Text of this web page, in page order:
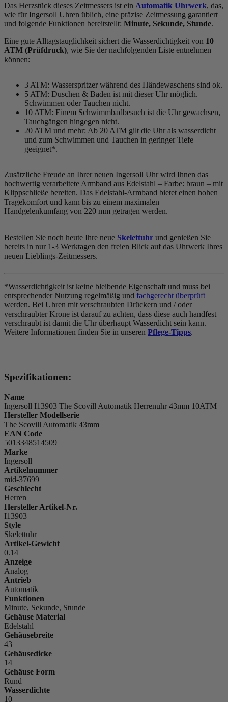
Das Herzstück dieses Zeitmessers ist ein Automatik Uhrwerk, das,
wie für Ingersoll Uhren üblich, eine präzise Zeitmessung garantiert
und folgende Funktionen bereitstellt: Minute, Sekunde, Stunde.
Eine gute Alltagstauglichkeit sichert die Wasserdichtigkeit von 10
ATM (Prüfdruck), wie Sie der nachfolgenden Liste entnehmen
können:
3 ATM: Wasserspritzer während des Händewaschens sind ok.
5 ATM: Duschen & Baden ist mit dieser Uhr möglich.
Schwimmen oder Tauchen nicht.
10 ATM: Einem Schwimmbadbesuch ist die Uhr gewachsen,
Tauchgängen hingegen nicht.
20 ATM und mehr: Ab 20 ATM gilt die Uhr als wasserdicht
und zum Schwimmen und Tauchen in geringer Tiefe
geeignet*.
Zusätzliche Freude an Ihrer neuen Ingersoll Uhr wird Ihnen das
hochwertig verarbeitete Armband aus Edelstahl – Farbe: braun – mit
Klippschließe bereiten. Das Edelstahl-Armband bietet einen hohen
Tragekomfort und kann bis zu einem maximalen
Handgelenkumfang von 220 mm getragen werden.
Bestellen Sie noch heute Ihre neue Skelettuhr und genießen Sie
bereits in nur 1-3 Werktagen den freien Blick auf das Uhrwerk Ihres
neuen Lieblings-Zeitmessers.
*Wasserdichtigkeit ist keine bleibende Eigenschaft und muss bei
entsprechender Nutzung regelmäßig und fachgerecht überprüft
werden. Bei Uhren mit verschraubten Drückern und / oder
verschraubter Krone ist darauf zu achten, dass diese auch handfest
verschraubt ist damit die Uhr überhaupt Wasserdicht sein kann.
Weitere Informationen finden Sie in unseren Pflege-Tipps.
Spezifikationen:
Name
Ingersoll I13903 The Scovill Automatik Herrenuhr 43mm 10ATM
Hersteller Modellserie
The Scovill Automatik 43mm
EAN Code
5013348514509
Marke
Ingersoll
Artikelnummer
mid-37699
Geschlecht
Herren
Hersteller Artikel-Nr.
I13903
Style
Skelettuhr
Artikel-Gewicht
0.14
Anzeige
Analog
Antrieb
Automatik
Funktionen
Minute, Sekunde, Stunde
Gehäuse Material
Edelstahl
Gehäusebreite
43
Gehäusedicke
14
Gehäuse Form
Rund
Wasserdichte
10